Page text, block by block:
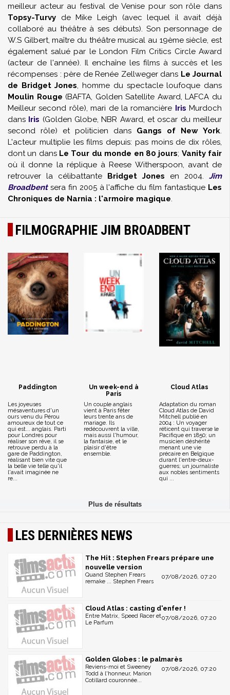
meilleur acteur au festival de Venise pour son rôle dans
Topsy-Turvy deMike Leigh (avec lequel il avait déjà
collaboré au théâtre à ses débuts). Son personnage de
W.S Gilbert, maître du théâtre musical au 19ème siècle, est
également salué par le London Film Critics Circle Award
(acteur de l'année). Il enchaîne les films à succès et les
récompenses : père de Renée Zellwegerdans Le Journal
de Bridget Jones, homme du spectacle loufoque dans
Moulin Rouge (BAFTA, Golden Satellite Award, LAFCA du
Meilleur second rôle), mari de la romancière Iris Murdoch
dans Iris (Golden Globe, NBR Award, et oscar du meilleur
second rôle) et politicien dans Gangs of New York.
L'acteur multiplie les films depuis: pas moins de dix rôles,
dont un dans Le Tour du monde en 80 jours; Vanity fair
où il donne la réplique àReese Witherspoon, avant de
retrouver la célibattante Bridget Jones en 2004. Jim
Broadbentsera fin 2005 à l'affiche du film fantastique Les
Chroniques de Narnia : l'armoire magique.
FILMOGRAPHIE JIM BROADBENT
Paddington
Les joyeuses
mésaventures d'un
ours venu du Pérou
amoureux de tout ce
qui est... anglais. Parti
pour Londres pour
réaliser son rêve, il se
retrouve perdu à la
gare de Paddington,
réalisant bien vite que
la belle vie telle qu'il
l'avait imaginée ne
re...
Un week-end à
Paris
Un couple anglais
vient à Paris fêter
leurs trente ans de
mariage. Ils
redécouvrent la ville,
mais aussi l'humour,
la fantaisie, et le
plaisir d'être
ensemble.
Cloud Atlas
Adaptation du roman
Cloud Atlas de David
Mitchell publié en
2004 : Un voyager
réticent qui traverse le
Pacifique en 1850; un
musicien déshérité
menant une vie
précaire en Belgique
durant l'entre-deux-
guerres; un journaliste
aux nobles sentiments
qui ...
LES DERNIÈRES NEWS
The Hit : Stephen Frears prépare une
nouvelle version
07/08/2026, 07:20
Quand Stephen Frears
remake ... Stephen Frears
Cloud Atlas : casting d'enfer !
07/08/2026, 07:20
Entre Matrix, Speed Racer et
Le Parfum
Golden Globes : le palmarès
07/08/2026, 07:20
Reviens-moi et Sweeney
Todd à l'honneur, Marion
Cotillard couronnée...